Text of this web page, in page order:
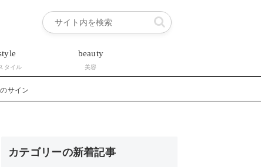
タイル
beauty
美容
サイン
カテゴリーの新着記事